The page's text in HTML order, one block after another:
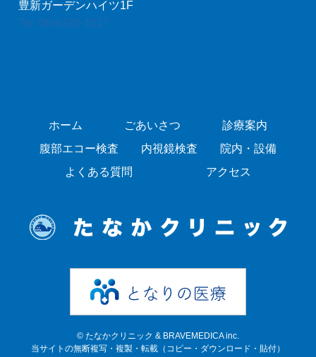
豊新ガーデンハイツ1F
Tel: 06-6320-1017
ホーム ごあいさつ
診療案内
腹部エコー検査
内視鏡検査
院内・設備
よくある質問
アクセス
© たなかクリニック & BRAVEMEDICA inc.
当サイトの無断複写・複製・転載（コピー・ダウンロード・貼付）